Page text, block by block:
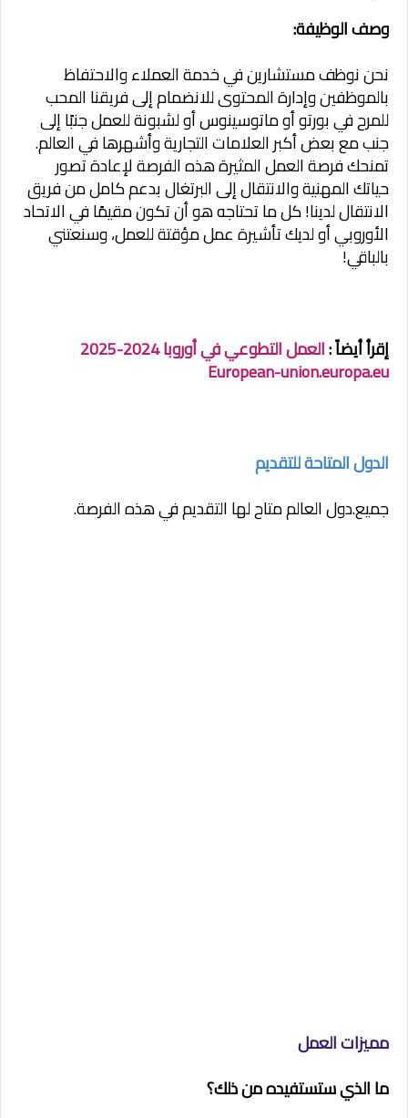
وصف الوظيفة:
نحن نوظف مستشارين في خدمة العملاء والاحتفاظ
بالموظفين وإدارة المحتوى للانضمام إلى فريقنا المحب
للمرح في بورتو أو ماتوسينوس أو لشبونة للعمل جنبًا إلى
جنب مع بعض أكبر العلامات التجارية وأشهرها في العالم.
تمنحك فرصة العمل المثيرة هذه الفرصة لإعادة تصور
حياتك المهنية والانتقال إلى البرتغال بدعم كامل من فريق
الانتقال لدينا! كل ما تحتاجه هو أن تكون مقيمًا في الاتحاد
الأوروبي أو لديك تأشيرة عمل مؤقتة للعمل، وسنعتني
بالباقي!
إقرأ أيضاً : العمل التطوعي في أوروبا 2024-2025
European-union.europa.eu
الدول المتاحة للتقديم
جميع.دول العالم متاح لها التقديم في هذه الفرصة.
مميزات العمل
ما الذي ستستفيده من ذلك؟